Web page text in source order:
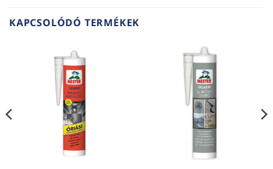
KAPCSOLÓDÓ TERMÉKEK